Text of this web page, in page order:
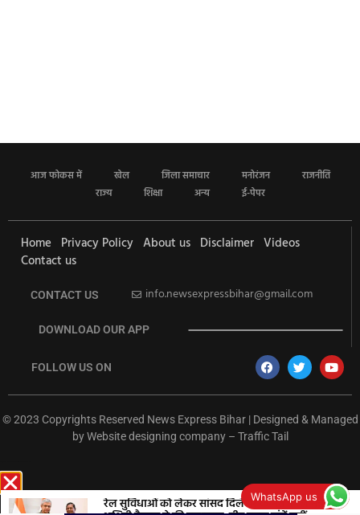
आज फोकस में खेल जिला समाचार मनोरंजन
राजनीति
राज्य
शिक्षा अन्य ई-पेपर
Home Privacy Policy About us Disclaimer Videos
Contact us
CONTACT US info.newsexpressbihar@gmail.com
DOWNLOAD OUR APP
FOLLOW US ON
© 2023 Copyrights Reserved News Express Bihar | Designed & Managed
byWebsite designing company– Traffic Tail
WhatsApp us
रेल सुविधाओं को लेकर सांसद दिलेश्वर कामैत ने रेल मंत्री